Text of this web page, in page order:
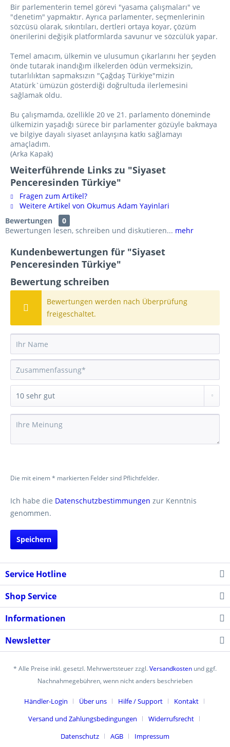
Bir parlementerin temel görevi "yasama çalışmaları" ve
"denetim" yapmaktır. Ayrıca parlamenter, seçmenlerinin
sözcüsü olarak, sıkıntıları, dertleri ortaya koyar, çözüm
önerilerini değişik platformlarda savunur ve sözcülük yapar.
Temel amacım, ülkemin ve ulusumun çıkarlarını her şeyden
önde tutarak inandığım ilkelerden ödün vermeksizin,
tutarlılıktan sapmaksızın "Çağdaş Türkiye"mizin
Atatürk`ümüzün gösterdiği doğrultuda ilerlemesini
sağlamak oldu.
Bu çalışmamda, özellikle 20 ve 21. parlamento döneminde
ülkemizin yaşadığı sürece bir parlamenter gözüyle bakmaya
ve bilgiye dayalı siyaset anlayışına katkı sağlamayı
amaçladım.
(Arka Kapak)
Weiterführende Links zu "Siyaset
Penceresinden Türkiye"
Fragen zum Artikel?
Weitere Artikel von Okumus Adam Yayinlari
Bewertungen
0
Bewertungen lesen, schreiben und diskutieren... mehr
Kundenbewertungen für "Siyaset
Penceresinden Türkiye"
Bewertung schreiben
Bewertungen werden nach Überprüfung
freigeschaltet.
Die mit einem * markierten Felder sind Pflichtfelder.
Ich habe die Datenschutzbestimmungen zur Kenntnis
genommen.
Speichern
Service Hotline
Shop Service
Informationen
Newsletter
* Alle Preise inkl. gesetzl. Mehrwertsteuer zzgl.Versandkosten und ggf.
Nachnahmegebühren, wenn nicht anders beschrieben
Händler-Login Über uns Hilfe / Support
Kontakt
Versand und Zahlungsbedingungen
Widerrufsrecht
Datenschutz
AGB
Impressum